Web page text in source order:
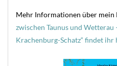
Mehr Informationen über mein
zwischen Taunus und
Krachenburg-Schatz“ findet ihr